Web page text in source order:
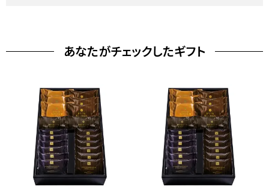
あなたがチェックしたギフト